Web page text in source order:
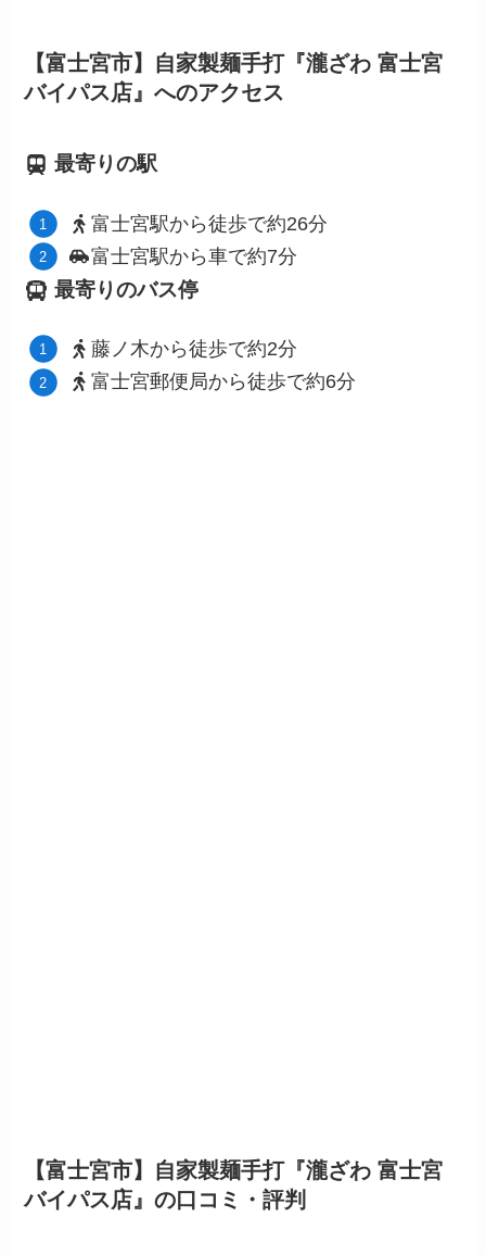
【富士宮市】自家製麺手打『瀧ざわ 富士宮
バイパス店』へのアクセス
最寄りの駅
富士宮駅から徒歩で約26分
富士宮駅から車で約7分
最寄りのバス停
藤ノ木から徒歩で約2分
富士宮郵便局から徒歩で約6分
【富士宮市】自家製麺手打『瀧ざわ 富士宮
バイパス店』の口コミ・評判